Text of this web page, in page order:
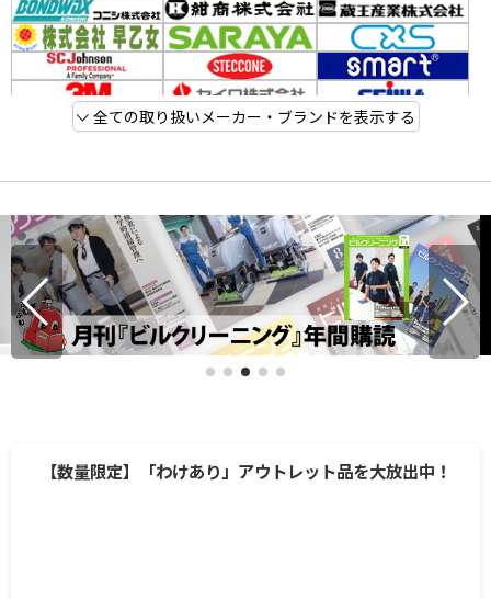
全ての取り扱いメーカー・ブランドを表示する
【数量限定】「わけあり」アウトレット品を大放出中！